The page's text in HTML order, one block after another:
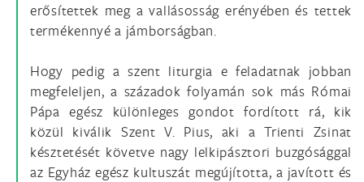
erősítettek meg a vallásosság erényében és tettek
termékennyé a jámborságban.
Hogy pedig a szent liturgia e feladatnak jobban
megfeleljen, a századok folyamán sok más Római
Pápa egész különleges gondot fordított rá, kik
közül kiválik Szent V. Pius, aki a Trienti Zsinat
késztetését követve nagy lelkipásztori buzgósággal
az Egyház egész kultuszát megújította, a javított és